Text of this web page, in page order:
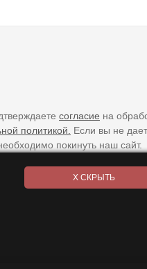
согласие на
политикой.
Если вы не
покинуть наш сайт.